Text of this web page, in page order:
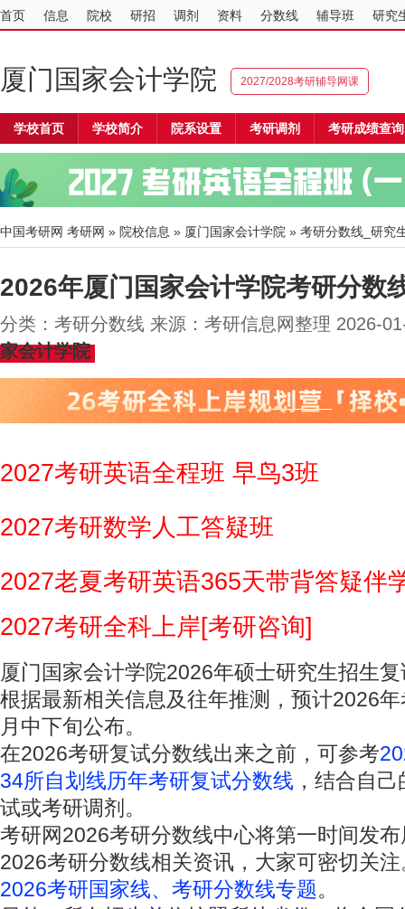
首页 信息 院校 研招 调剂 资料 分数线 辅导班 研究
厦门国家会计学院 2027/2028考研辅导网课
学校首页 学校简介 院系设置 考研调剂 考研成绩查询
中国考研网 考研网 » 院校信息 » 厦门国家会计学院 » 考研分数线_研究
2026年厦门国家会计学院考研分数
分类：考研分数线 来源：考研信息网整理 2026-
家会计学院
2027考研英语全程班 早鸟3班
2027考研数学人工答疑班
2027老夏考研英语365天带背答疑伴
2027考研全科上岸[考研咨询]
厦门国家会计学院2026年硕士研究生招生
根据最新相关信息及往年推测，预计2026
月中下旬公布。
在2026考研复试分数线出来之前，可参考
34所自划线历年考研复试分数线 ，结合自
试或考研调剂。
考研网2026考研分数线中心将第一时间发
2026考研分数线相关资讯，大家可密切关
2026考研国家线、考研分数线专题。